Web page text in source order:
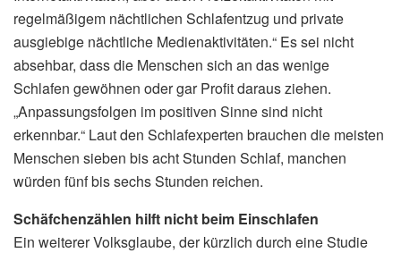
regelmäßigem nächtlichen Schlafentzug und private
ausgiebige nächtliche Medienaktivitäten.“ Es sei nicht
absehbar, dass die Menschen sich an das wenige
Schlafen gewöhnen oder gar Profit daraus ziehen.
„Anpassungsfolgen im positiven Sinne sind nicht
erkennbar.“ Laut den Schlafexperten brauchen die meisten
Menschen sieben bis acht Stunden Schlaf, manchen
würden fünf bis sechs Stunden reichen.
Schäfchenzählen hilft nicht beim Einschlafen
Ein weiterer Volksglaube, der kürzlich durch eine Studie